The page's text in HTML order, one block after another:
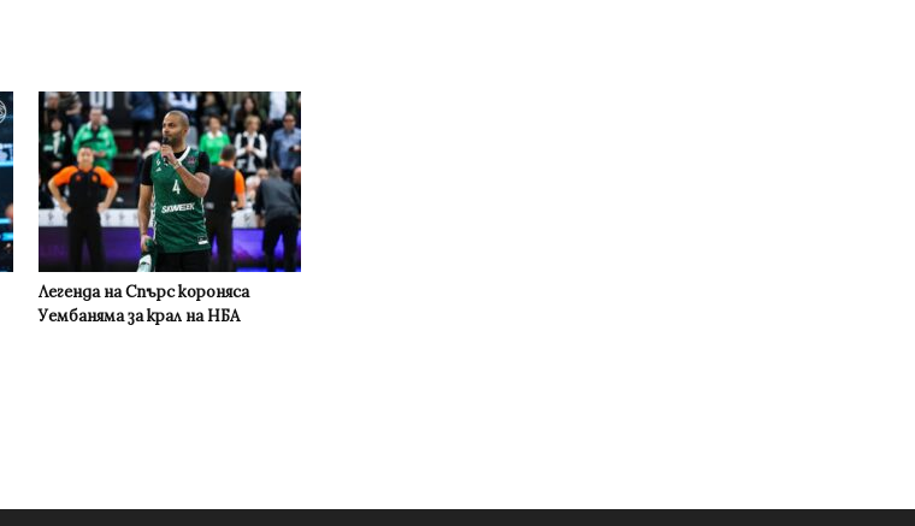
Легенда на Спърс короняса
Уембаняма за крал на НБА